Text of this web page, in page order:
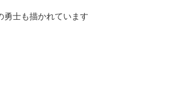
勇士も描かれています